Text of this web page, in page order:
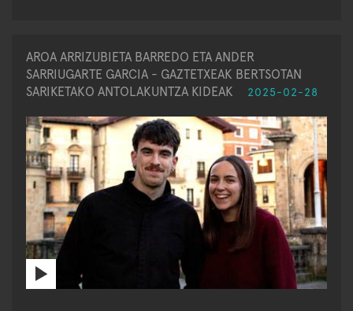
AROA ARRIZUBIETA BARREDO ETA ANDER
SARRIUGARTE GARCIA - GAZTETXEAK BERTSOTAN
SARIKETAKO ANTOLAKUNTZA KIDEAK
2025-02-28